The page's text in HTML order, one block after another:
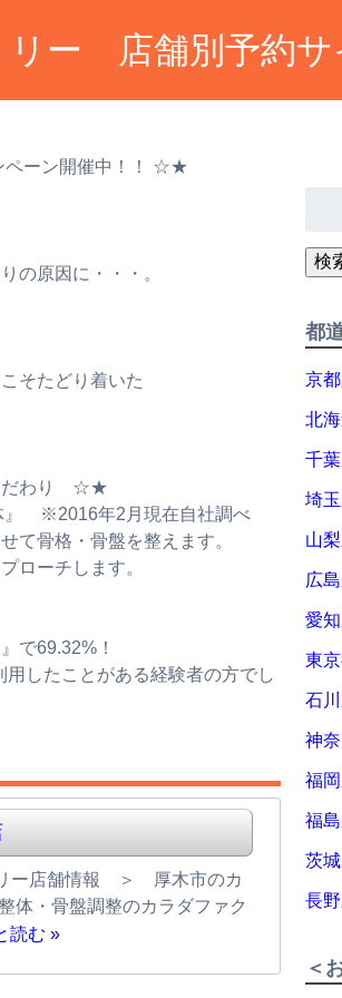
リー 店舗別予約サ
ペーン開催中！！ ☆★
の原因に・・・。
そたどり着いた
だわり ☆★
』 ※2016年2月現在自社調べ
て骨格・骨盤を整えます。
ローチします。
で69.32%！
したことがある経験者の方でし
ー店舗情報 ＞ 厚木市のカ
・骨盤調整のカラダファク
読む »
検
都
京
北
千
埼
山
広
愛
東
石
神
福
福
茨
長
＜